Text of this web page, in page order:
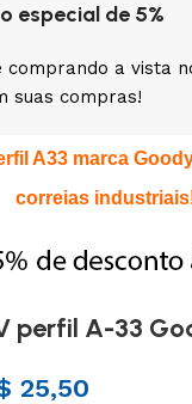
especial de 5%
comprando a vista
suas compras!
A33 marca
correias
perfil A-33
25,50